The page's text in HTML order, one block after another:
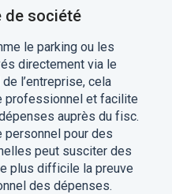
de société
le parking ou les
directement via le
l’entreprise, cela
professionnel et facilite
auprès du fisc.
personnel pour des
peut susciter des
plus difficile la preuve
des dépenses.